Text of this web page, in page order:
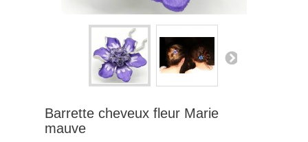
BIJOUX ANCIENS
POUR LES PETITES PRINCESSES
QUELLE ÉPINGLE POUR MES CHEVEUX ?
ÉPINGLES À CHEVEUX : TUTORIELS ET CONSEILS
Barrette cheveux fleur Marie
mauve